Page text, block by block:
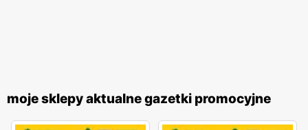
moje sklepy aktualne gazetki promocyjne